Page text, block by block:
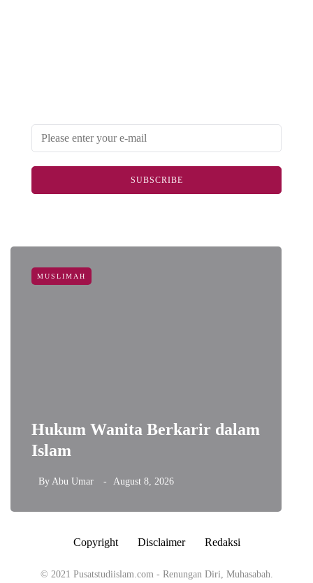
MUSLIMAH
Hukum Wanita Berkarir dalam
Islam
By Abu Umar August 8, 2026
SUBSCRIBE
Copyright Disclaimer Redaksi
© 2021 Pusatstudiislam.com - Renungan Diri, Muhasabah.